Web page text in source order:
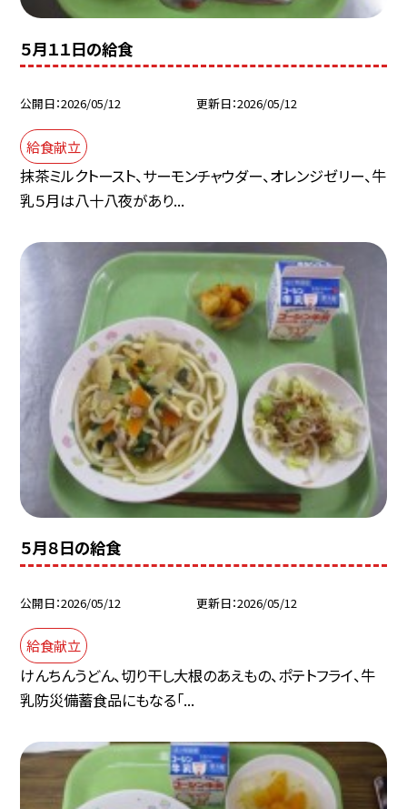
５月１１日の給食
公開日 2026/05/12 更新日 2026/05/12
給食献立
抹茶ミルクトースト、サーモンチャウダー、オレンジゼリー、牛
乳５月は八十八夜があり...
５月８日の給食
公開日 2026/05/12 更新日 2026/05/12
給食献立
けんちんうどん、切り干し大根のあえもの、ポテトフライ、牛
乳防災備蓄食品にもなる「...